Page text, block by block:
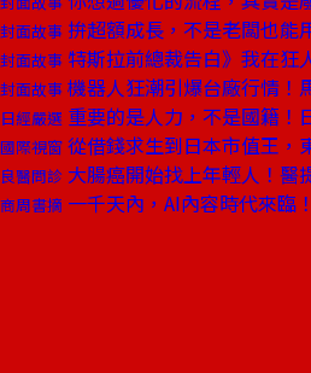
封面故事 拚超額成長，不是老闆也能
封面故事 特斯拉前總裁告白》我在狂
封面故事 機器人狂潮引爆台廠行情！
日經嚴選 重要的是人力，不是國籍！
國際視窗 從借錢求生到日本市值王，
良醫問診 大腸癌開始找上年輕人！醫
商周書摘 一千天內，AI內容時代來臨